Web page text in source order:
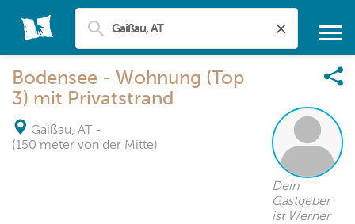
Bodensee - Wohnung (Top
3) mit Privatstrand
Gaißau, AT -
(150 meter von der Mitte)
Dein
Gastgeber
ist Werner